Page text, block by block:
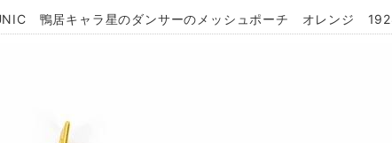
鴨居キャラ星のダンサーのメッシュポーチ オレンジ